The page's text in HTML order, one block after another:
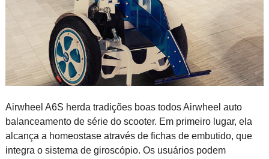
Airwheel A6S herda tradições boas todos Airwheel auto
balanceamento de série do scooter. Em primeiro lugar, ela
alcança a homeostase através de fichas de embutido, que
integra o sistema de giroscópio. Os usuários podem